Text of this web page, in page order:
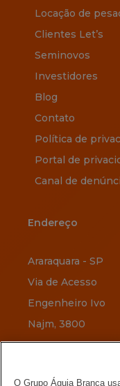
Locação de
Clientes Let’s
Seminovos
Investidores
Blog
Contato
Política de
Portal de
Canal de
Endereço
Araraquara - SP
Via de Acesso
Engenheiro Ivo
Najm, 3800
O Grupo Águia Branca